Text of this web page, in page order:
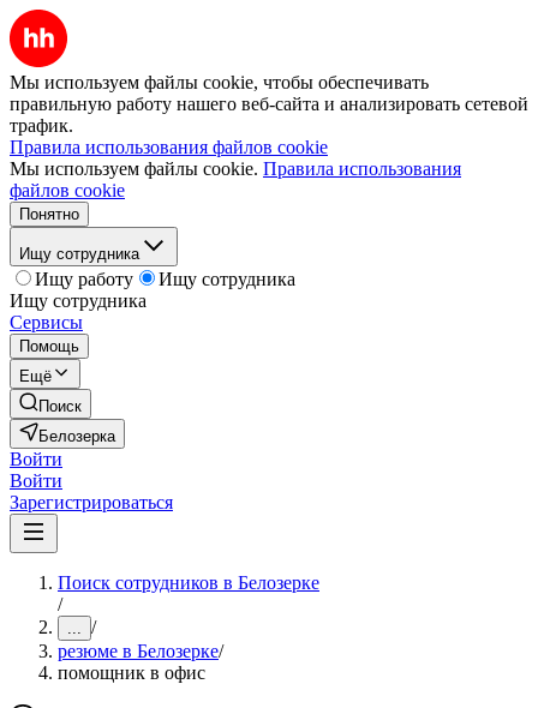
Мы используем файлы cookie, чтобы обеспечивать
правильную работу нашего веб-сайта и анализировать сетевой
трафик.
Правила использования файлов cookie
Мы используем файлы cookie. Правила использования
файлов cookie
Понятно
Ищу сотрудника
Ищу работу
Ищу сотрудника
Ищу сотрудника
Сервисы
Помощь
Ещё
Поиск
Белозерка
Войти
Войти
Зарегистрироваться
Поиск сотрудников в Белозерке
/
... /
резюме в Белозерке/
помощник в офис